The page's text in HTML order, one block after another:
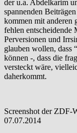
der u.a. Abdelkarim
spannenden
kommen mit anderen
fehlen
Perversionen und
glauben wollen, dass
können -, dass die
versteckt wäre,
daherkommt.
Screenshot der ZDF-
07.07.2014